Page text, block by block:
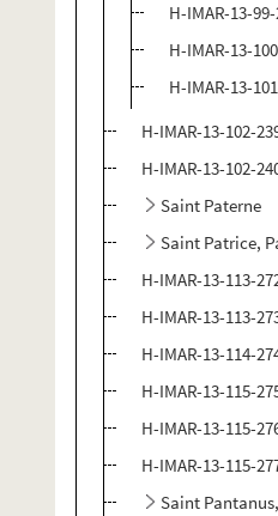
H-IMAR-13-
H-IMAR-13-
H-IMAR-13-
H-IMAR-13-102-
H-IMAR-13-102-
Saint Paterne
Saint Patrice,
H-IMAR-13-113-
H-IMAR-13-113-
H-IMAR-13-114-
H-IMAR-13-115-
H-IMAR-13-115-
H-IMAR-13-115-
Saint